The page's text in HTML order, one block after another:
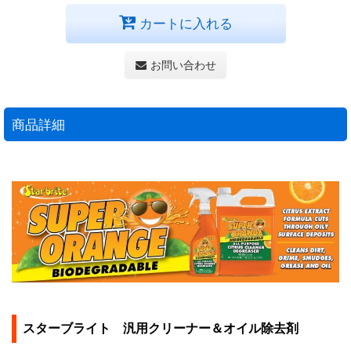
カートに入れる
お問い合わせ
商品詳細
スターブライト 汎用クリーナー＆オイル除去剤